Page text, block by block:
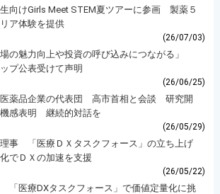
向けGirls Meet STEM夏ツアーに参画 製薬５
ア体験を提供
(26/07/03)
の魅力向上や投資の呼び込みにつながる」
プ公表受けて声明
(26/06/25)
医薬品企業の代表団 高市首相と会談 研究開
感表明 継続的対話を
(26/05/29)
事 「医療ＤＸタスクフォース」の立ち上げ
でＤＸの加速を支援
(26/05/22)
「医療DXタスクフォース」で価値定量化に挑